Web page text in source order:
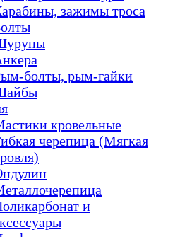
зажимы троса
болты, рым-гайки
кровельные
черепица (Мягкая
и